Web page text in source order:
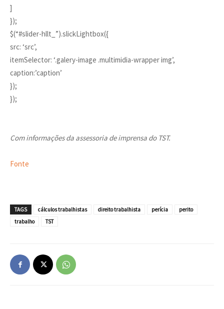
]
});
$(“#slider-hllt_”).slickLightbox({
src: ‘src’,
itemSelector: ‘.galery-image .multimidia-wrapper img’,
caption:’caption’
});
});
Com informações da assessoria de imprensa do TST.
Fonte
TAGS cálculos trabalhistas direito trabalhista perícia
perito
trabalho
TST